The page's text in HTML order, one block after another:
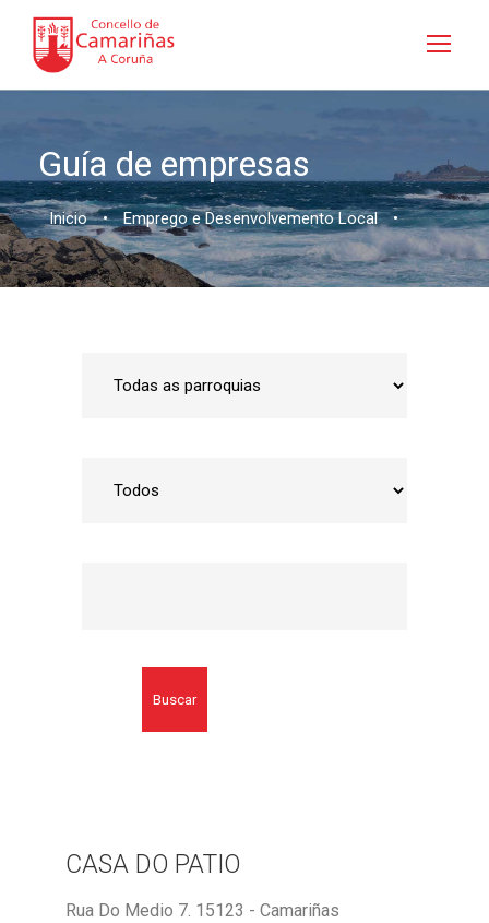
Guía de empresas
Inicio • Emprego e Desenvolvemento Local •
Buscar
CASA DO PATIO
Rua Do Medio 7. 15123 - Camariñas